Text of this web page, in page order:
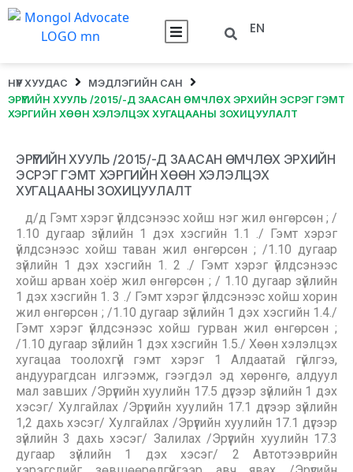
EN
НҮҮР ХУУДАС
МЭДЛЭГИЙН САН
ЭРҮҮГИЙН ХУУЛЬ /2015/-Д ЗААСАН ӨМЧЛӨХ ЭРХИЙН ЭСРЭГ ГЭМТ
ХЭРГИЙН ХӨӨН ХЭЛЭЛЦЭХ ХУГАЦААНЫ ЗОХИЦУУЛАЛТ
ЭРҮҮГИЙН ХУУЛЬ /2015/-Д ЗААСАН ӨМЧЛӨХ ЭРХИЙН
ЭСРЭГ ГЭМТ ХЭРГИЙН ХӨӨН ХЭЛЭЛЦЭХ
ХУГАЦААНЫ ЗОХИЦУУЛАЛТ
д/д Гэмт хэрэг үйлдсэнээс хойш нэг жил өнгөрсөн ; /
1.10 дугаар зүйлийн 1 дэх хэсгийн 1.1 ./ Гэмт хэрэг
үйлдсэнээс хойш таван жил өнгөрсөн ; /1.10 дугаар
зүйлийн 1 дэх хэсгийн 1. 2 ./ Гэмт хэрэг үйлдсэнээс
хойш арван хоёр жил өнгөрсөн ; / 1.10 дугаар зүйлийн
1 дэх хэсгийн 1. 3 ./ Гэмт хэрэг үйлдсэнээс хойш хорин
жил өнгөрсөн ; /1.10 дугаар зүйлийн 1 дэх хэсгийн 1.4./
Гэмт хэрэг үйлдсэнээс хойш гурван жил өнгөрсөн ;
/1.10 дугаар зүйлийн 1 дэх хэсгийн 1.5./ Хөөн хэлэлцэх
хугацаа тоолохгүй гэмт хэрэг 1 Алдаатай гүйлгээ,
андуурагдсан илгээмж, гээгдэл эд хөрөнгө, алдуул
мал завших /Эрүүгийн хуулийн 17.5 дүгээр зүйлийн 1 дэх
хэсэг/ Хулгайлах /Эрүүгийн хуулийн 17.1 дүгээр зүйлийн
1,2 дахь хэсэг/ Хулгайлах /Эрүүгийн хуулийн 17.1 дүгээр
зүйлийн 3 дахь хэсэг/ Залилах /Эрүүгийн хуулийн 17.3
дугаар зүйлийн 1 дэх хэсэг/ 2 Автотээврийн